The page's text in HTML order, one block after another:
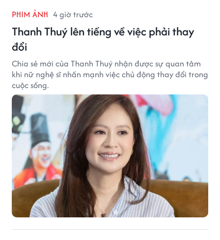
PHIM ẢNH 4 giờ trước
Thanh Thuý lên tiếng về việc phải thay
đổi
Chia sẻ mới của Thanh Thuý nhận được sự quan tâm
khi nữ nghệ sĩ nhấn mạnh việc chủ động thay đổi trong
cuộc sống.